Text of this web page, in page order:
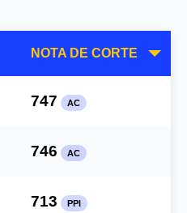
NOTA DE CORTE
747 AC
746 AC
713 PPI